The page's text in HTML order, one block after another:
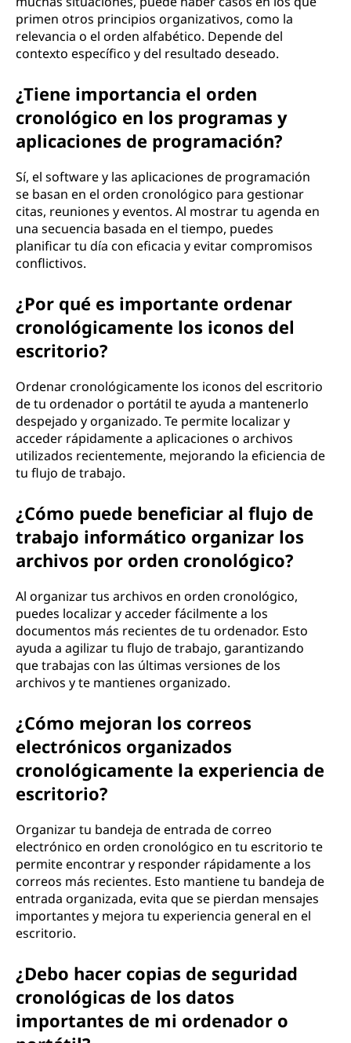
primen otros principios organizativos, como la
relevancia o el orden alfabético. Depende del
contexto específico y del resultado deseado.
¿Tiene importancia el orden
cronológico en los programas y
aplicaciones de programación?
Sí, el software y las aplicaciones de programación
se basan en el orden cronológico para gestionar
citas, reuniones y eventos. Al mostrar tu agenda en
una secuencia basada en el tiempo, puedes
planificar tu día con eficacia y evitar compromisos
conflictivos.
¿Por qué es importante ordenar
cronológicamente los iconos del
escritorio?
Ordenar cronológicamente los iconos del escritorio
de tu ordenador o portátil te ayuda a mantenerlo
despejado y organizado. Te permite localizar y
acceder rápidamente a aplicaciones o archivos
utilizados recientemente, mejorando la eficiencia de
tu flujo de trabajo.
¿Cómo puede beneficiar al flujo de
trabajo informático organizar los
archivos por orden cronológico?
Al organizar tus archivos en orden cronológico,
puedes localizar y acceder fácilmente a los
documentos más recientes de tu ordenador. Esto
ayuda a agilizar tu flujo de trabajo, garantizando
que trabajas con las últimas versiones de los
archivos y te mantienes organizado.
¿Cómo mejoran los correos
electrónicos organizados
cronológicamente la experiencia de
escritorio?
Organizar tu bandeja de entrada de correo
electrónico en orden cronológico en tu escritorio te
permite encontrar y responder rápidamente a los
correos más recientes. Esto mantiene tu bandeja de
entrada organizada, evita que se pierdan mensajes
importantes y mejora tu experiencia general en el
escritorio.
¿Debo hacer copias de seguridad
cronológicas de los datos
importantes de mi ordenador o